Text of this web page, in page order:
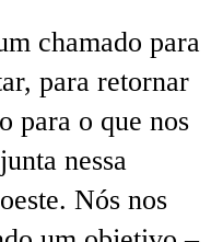
chamado para
para retornar
para o que nos
nessa
Nós nos